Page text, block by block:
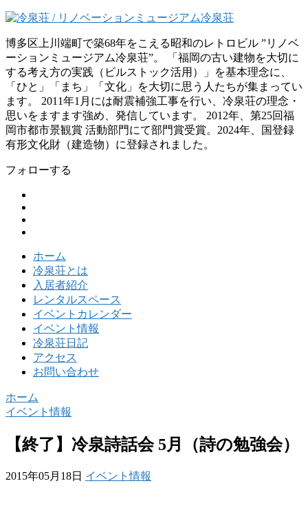
博多区上川端町で築68年をこえる昭和のレトロビル ”リノベ
ーションミュージアム冷泉荘”。 「福岡の古い建物を大切に
する考え方の実践（ビルストック活用）」を基本理念に、
「ひと」「まち」「文化」を大切に思う人たちが集まってい
ます。 2011年1月には耐震補強工事を行い、冷泉荘の理念・
思いをますます強め、発信しています。 2012年、第25回福
岡市都市景観賞 活動部門にて部門賞受賞。2024年、国登録
有形文化財（建造物）に登録されました。
フォローする
ホーム
冷泉荘とは
入居者紹介
レンタルスペース
イベントカレンダー
イベント情報
冷泉荘日記
アクセス
お問い合わせ
ホーム
イベント情報
【終了】冷泉詩話会 5月（詩の勉強会）
2015年05月18日 イベント情報